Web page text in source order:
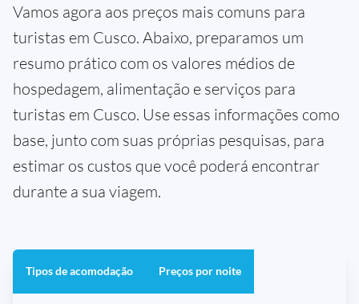
Vamos agora aos preços mais comuns para
turistas em Cusco. Abaixo, preparamos um
resumo prático com os valores médios de
hospedagem, alimentação e serviços para
turistas em Cusco. Use essas informações como
base, junto com suas próprias pesquisas, para
estimar os custos que você poderá encontrar
durante a sua viagem.
Tipos de acomodação Preços por noite